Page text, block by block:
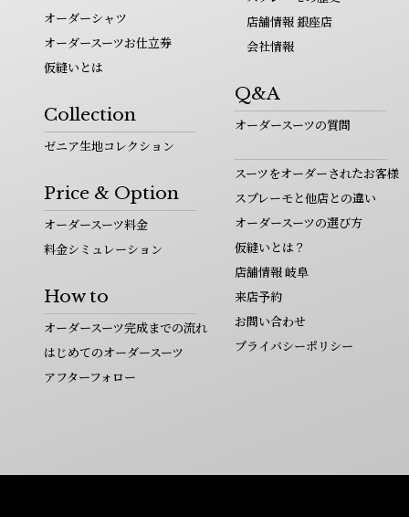
オーダーシャツ
オーダースーツお仕立券
仮縫いとは
Collection
ゼニア生地コレクション
Price & Option
オーダースーツ料金
料金シミュレーション
How to
オーダースーツ完成までの流れ
はじめてのオーダースーツ
アフターフォロー
店舗情報 銀座店
会社情報
Q&A
オーダースーツの質問
スーツをオーダーされたお客様
スプレーモと他店との違い
オーダースーツの選び方
仮縫いとは？
店舗情報 岐阜
来店予約
お問い合わせ
プライバシーポリシー